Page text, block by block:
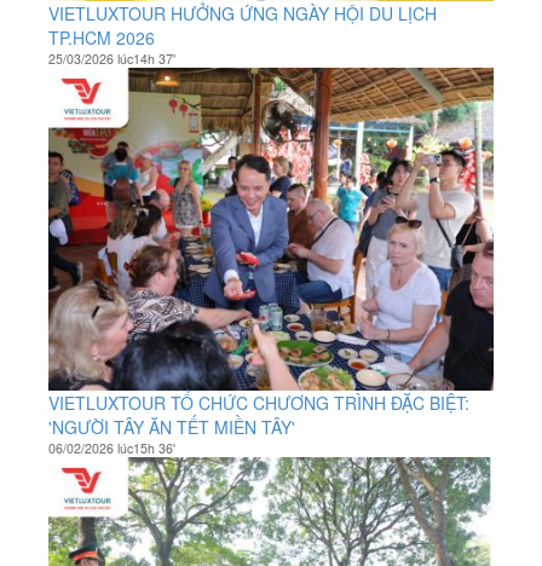
VIETLUXTOUR HƯỞNG ỨNG NGÀY HỘI DU LỊCH
TP.HCM 2026
25/03/2026 lúc14h 37'
VIETLUXTOUR TỔ CHỨC CHƯƠNG TRÌNH ĐẶC BIỆT:
'NGƯỜI TÂY ĂN TẾT MIỀN TÂY'
06/02/2026 lúc15h 36'